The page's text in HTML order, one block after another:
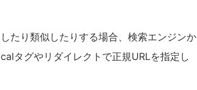
たり類似したりする場合、検索エンジンか
タグやリダイレクトで正規URLを指定し